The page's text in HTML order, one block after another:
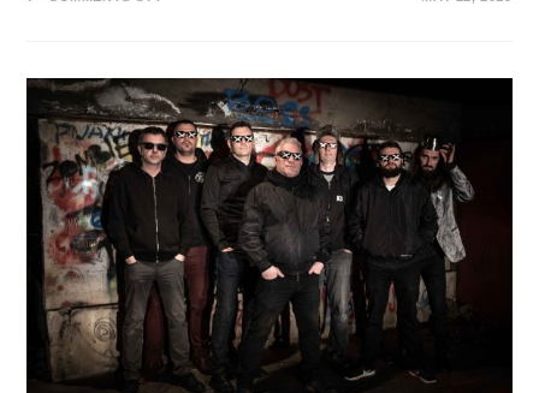
ROĐENDAN
OBJAVILI
LIVE
CD/DVD